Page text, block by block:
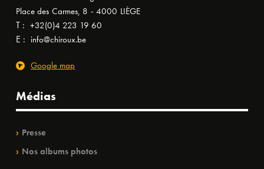
Place des Carmes, 8 - 4000 LIÈGE
T : +32(0)4 223 19 60
E : info@chiroux.be
Google map
Médias
Presse
Nos albums photos